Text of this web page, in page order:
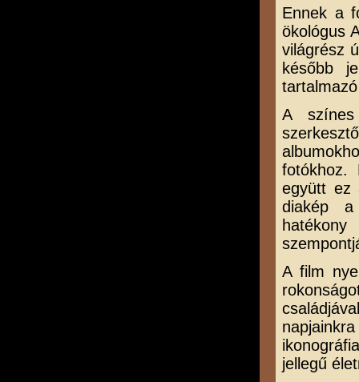
Ennek a
ökológus
világrész
később
A színes
fotókhoz.
együtt ez
diakép a
A film
jellegű